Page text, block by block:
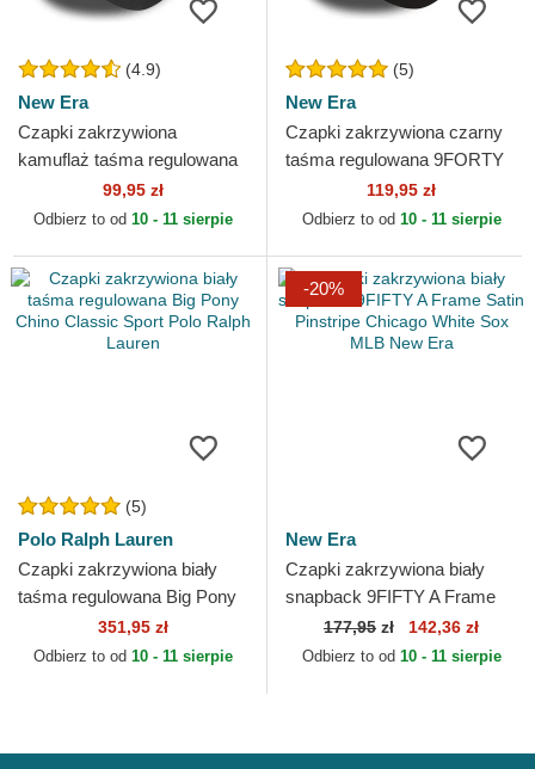
(4.9)
New Era
Czapki zakrzywiona
kamuflaż taśma regulowana
dla dziecka 9FORTY League
Essential New York
99,95 zł
Odbierz to od 10 - 11 sierpie
(5)
New Era
Czapki zakrzywiona czarny
taśma regulowana 9FORTY
Essential Chicago Bulls NBA
New Era
119,95 zł
Odbierz to od 10 - 11 sierpie
(5)
Polo Ralph Lauren
Czapki zakrzywiona biały
taśma regulowana Big Pony
Chino Classic Sport Polo
Ralph Lauren
351,95 zł
Odbierz to od 10 - 11 sierpie
-20%
New Era
Czapki zakrzywiona biały
snapback 9FIFTY A Frame
Satin Pinstripe Chicago White
Sox MLB New Era
177,95 zł 142,36 zł
Odbierz to od 10 - 11 sierpie